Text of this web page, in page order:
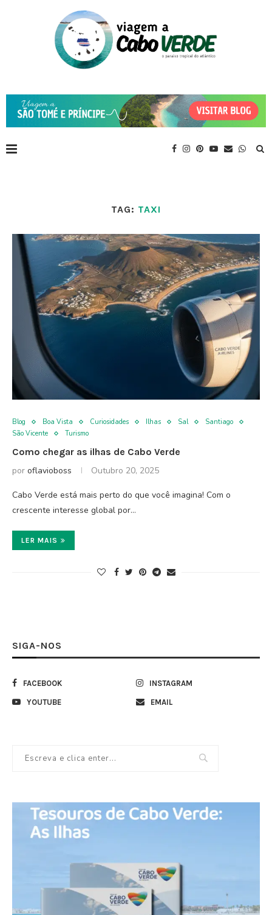
TAG: TAXI
Blog Boa Vista Curiosidades Ilhas Sal
Santiago
São Vicente
Turismo
Como chegar as ilhas de Cabo Verde
por oflavioboss Outubro 20, 2025
Cabo Verde está mais perto do que você imagina! Com o
crescente interesse global por…
LER MAIS
SIGA-NOS
FACEBOOK INSTAGRAM
YOUTUBE EMAIL